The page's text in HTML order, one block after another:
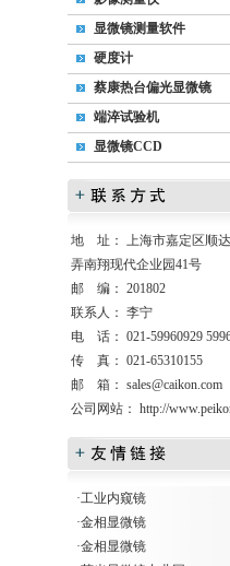
显微镜测量软件
硬度计
蔡康热台偏光显微镜
端淬试验机
显微镜CCD
地 址： 上海市嘉定区顺
弄南翔现代企业园41号
邮 编： 201802
联系人： 李宁
电 话： 021-59960929
传 真： 021-65310155
邮 箱： sales@caikon.com
公司网站： http://
·工业内窥镜
·金相显微镜
·金相显微镜